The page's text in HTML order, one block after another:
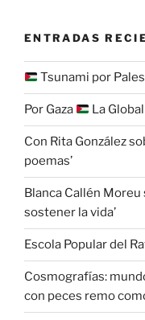
ENTRADAS
Tsunami por
Por Gaza La
Con Rita González
poemas’
Blanca Callén Moreu
sostener la vida’
Escola Popular del
Cosmografías:
con peces remo